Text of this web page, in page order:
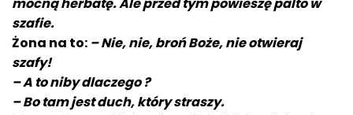
szafie.
Żona na to: – Nie, nie, broń Boże, nie otwieraj
szafy!
– A to niby dlaczego ?
– Bo tam jest duch, który straszy.